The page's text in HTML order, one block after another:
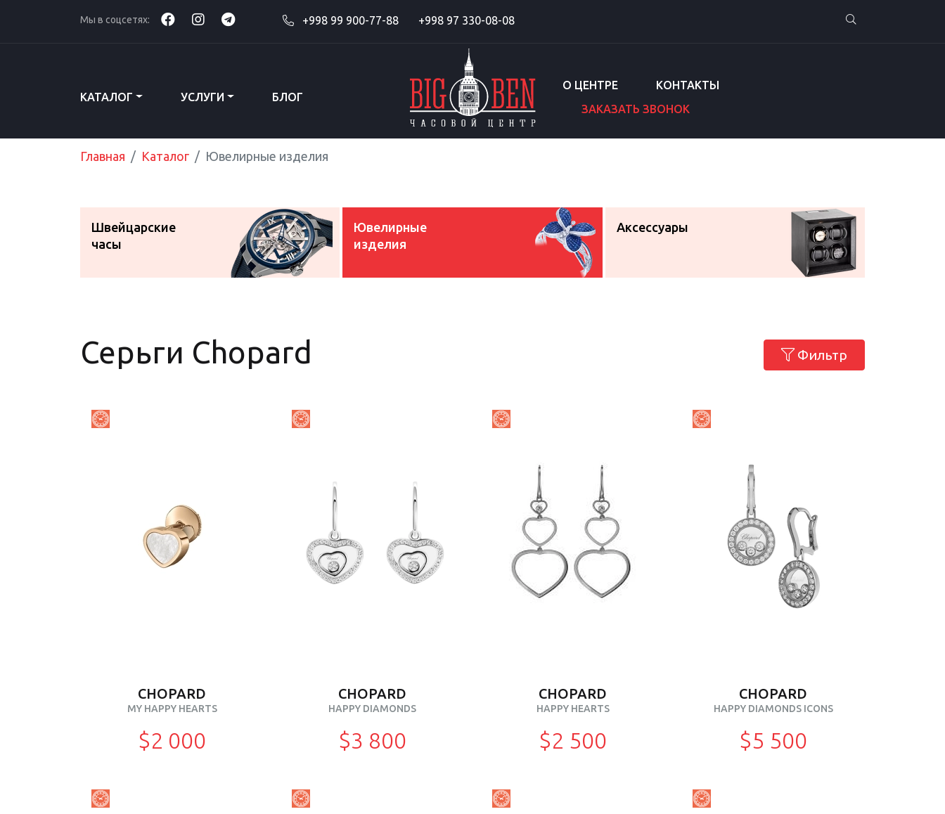
Мы в соцсетях: +998 99 900-77-88 +998 97 330-08-08
КАТАЛОГ УСЛУГИ БЛОГ
О ЦЕНТРЕ
КОНТАКТЫ
ЗАКАЗАТЬ ЗВОНОК
Главная Каталог Ювелирные изделия
Швейцарские
часы
Ювелирные
изделия
Аксессуары
Серьги Chopard Фильтр
CHOPARD
MY HAPPY HEARTS
$2 000
CHOPARD
HAPPY DIAMONDS
$3 800
CHOPARD
HAPPY HEARTS
$2 500
CHOPARD
HAPPY DIAMONDS ICONS
$5 500